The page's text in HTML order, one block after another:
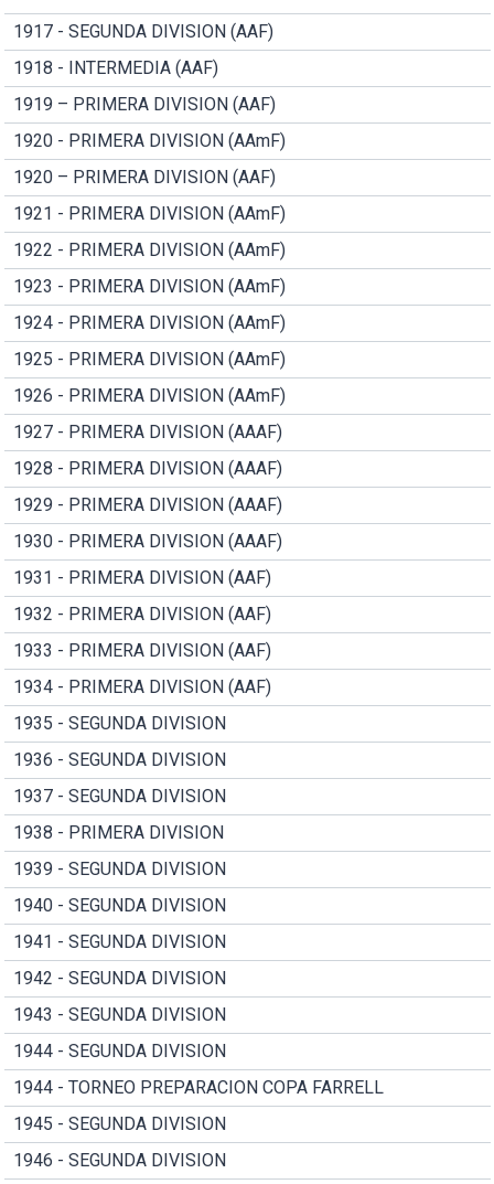
1917 - SEGUNDA DIVISION (AAF)
1918 - INTERMEDIA (AAF)
1919 – PRIMERA DIVISION (AAF)
1920 - PRIMERA DIVISION (AAmF)
1920 – PRIMERA DIVISION (AAF)
1921 - PRIMERA DIVISION (AAmF)
1922 - PRIMERA DIVISION (AAmF)
1923 - PRIMERA DIVISION (AAmF)
1924 - PRIMERA DIVISION (AAmF)
1925 - PRIMERA DIVISION (AAmF)
1926 - PRIMERA DIVISION (AAmF)
1927 - PRIMERA DIVISION (AAAF)
1928 - PRIMERA DIVISION (AAAF)
1929 - PRIMERA DIVISION (AAAF)
1930 - PRIMERA DIVISION (AAAF)
1931 - PRIMERA DIVISION (AAF)
1932 - PRIMERA DIVISION (AAF)
1933 - PRIMERA DIVISION (AAF)
1934 - PRIMERA DIVISION (AAF)
1935 - SEGUNDA DIVISION
1936 - SEGUNDA DIVISION
1937 - SEGUNDA DIVISION
1938 - PRIMERA DIVISION
1939 - SEGUNDA DIVISION
1940 - SEGUNDA DIVISION
1941 - SEGUNDA DIVISION
1942 - SEGUNDA DIVISION
1943 - SEGUNDA DIVISION
1944 - SEGUNDA DIVISION
1944 - TORNEO PREPARACION COPA FARRELL
1945 - SEGUNDA DIVISION
1946 - SEGUNDA DIVISION